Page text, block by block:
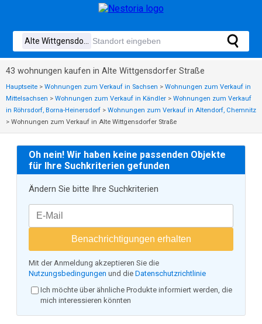
43 wohnungen kaufen in Alte Wittgensdorfer Straße
Hauptseite > Wohnungen zum Verkauf in Sachsen > Wohnungen zum Verkauf in
Mittelsachsen > Wohnungen zum Verkauf in Kändler > Wohnungen zum Verkauf
in Röhrsdorf, Borna-Heinersdorf > Wohnungen zum Verkauf in Altendorf, Chemnitz
> Wohnungen zum Verkauf in Alte Wittgensdorfer Straße
Oh nein! Wir haben keine passenden Objekte
für Ihre Suchkriterien gefunden
Ändern Sie bitte Ihre Suchkriterien
Benachrichtigungen erhalten
Mit der Anmeldung akzeptieren Sie die
Nutzungsbedingungen und die Datenschutzrichtlinie
Ich möchte über ähnliche Produkte informiert werden, die
mich interessieren könnten